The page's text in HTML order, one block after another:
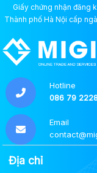
Giấy chứng nhận đăng
Thành phố Hà Nội cấp
Hotline
086 79
Email
Địa chỉ